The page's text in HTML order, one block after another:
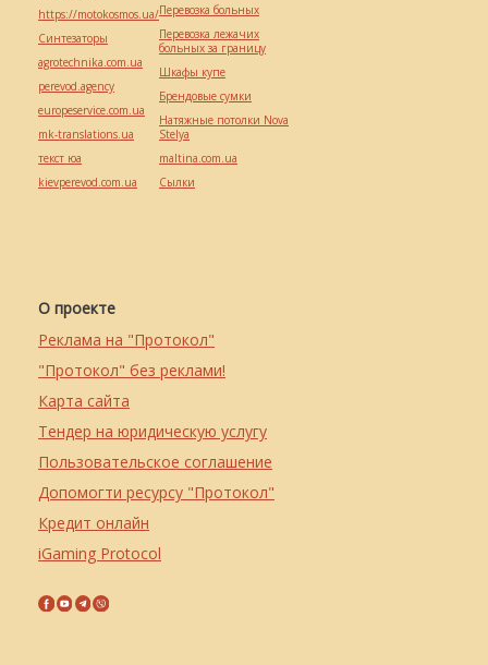
О проекте
Реклама на "Протокол"
"Протокол" без реклами!
Карта сайта
Тендер на юридическую услугу
Пользовательское соглашение
Допомогти ресурсу "Протокол"
Кредит онлайн
iGaming Protocol
https://motokosmos.ua/
Синтезаторы
agrotechnika.com.ua
perevod.agency
europeservice.com.ua
mk-translations.ua
текст юа
kievperevod.com.ua
Перевозка больных
Перевозка лежачих
больных за границу
Шкафы купе
Брендовые сумки
Натяжные потолки Nova
Stelya
maltina.com.ua
Cылки